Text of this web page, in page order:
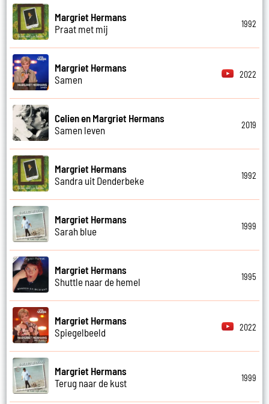
Margriet Hermans
Praat met mij
1992
Margriet Hermans
Samen
2022
Celien en Margriet Hermans
Samen leven
2019
Margriet Hermans
Sandra uit Denderbeke
1992
Margriet Hermans
Sarah blue
1999
Margriet Hermans
Shuttle naar de hemel
1995
Margriet Hermans
Spiegelbeeld
2022
Margriet Hermans
Terug naar de kust
1999